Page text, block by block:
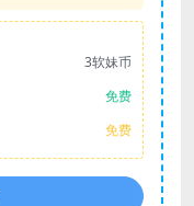
3软妹币
免费
免费